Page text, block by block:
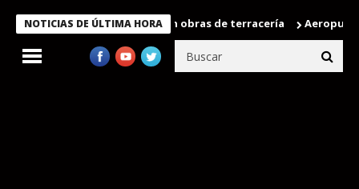
NOTICIAS DE ÚLTIMA HORA
92 % de avance en obras de terracería Aeropuerto